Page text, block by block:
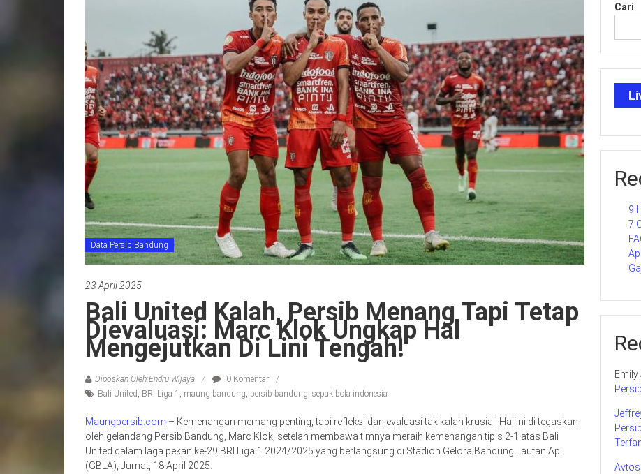
Data Persib Bandung
23 April 2025
Bali United Kalah, Persib Menang Tapi Tetap
Dievaluasi: Marc Klok Ungkap Hal
Mengejutkan Di Lini Tengah!
Diposkan Oleh:Endru Wijaya
0 Komentar
Bali United , BRI Liga 1 , maung bandung, persib bandung, sepak bola indonesia
Maungpersib.com – Kemenangan memang penting, tapi refleksi dan evaluasi tak kalah krusial. Hal ini di tegaskan
oleh gelandang Persib Bandung, Marc Klok, setelah membawa timnya meraih kemenangan tipis 2-1 atas Bali
United dalam laga pekan ke-29 BRI Liga 1 2024/2025 yang berlangsung di Stadion Gelora Bandung Lautan Api
(GBLA), Jumat, 18 April 2025.
Cari
9
7